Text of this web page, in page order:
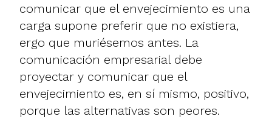
comunicar que el envejecimiento es una
carga supone preferir que no existiera,
ergo que muriésemos antes. La
comunicación empresarial debe
proyectar y comunicar que el
envejecimiento es, en sí mismo, positivo,
porque las alternativas son peores.